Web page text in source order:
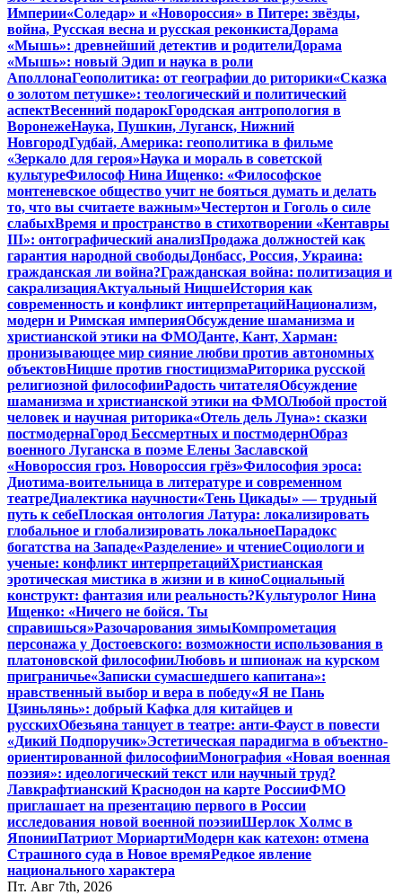
Империи«Соледар» и «Новороссия» в Питере: звёзды,
война, Русская весна и русская реконкистаДорама
«Мышь»: древнейший детектив и родителиДорама
«Мышь»: новый Эдип и наука в роли
АполлонаГеополитика: от географии до риторики«Сказка
о золотом петушке»: теологический и политический
аспектВесенний подарокГородская антропология в
ВоронежеНаука, Пушкин, Луганск, Нижний
НовгородГудбай, Америка: геополитика в фильме
«Зеркало для героя»Наука и мораль в советской
культуреФилософ Нина Ищенко: «Философское
монтеневское общество учит не бояться думать и делать
то, что вы считаете важным»Честертон и Гоголь о силе
слабыхВремя и пространство в стихотворении «Кентавры
III»: онтографический анализПродажа должностей как
гарантия народной свободыДонбасс, Россия, Украина:
гражданская ли война?Гражданская война: политизация и
сакрализацияАктуальный НицшеИстория как
современность и конфликт интерпретацийНационализм,
модерн и Римская империяОбсуждение шаманизма и
христианской этики на ФМОДанте, Кант, Харман:
пронизывающее мир сияние любви против автономных
объектовНицше против гностицизмаРиторика русской
религиозной философииРадость читателяОбсуждение
шаманизма и христианской этики на ФМОЛюбой простой
человек и научная риторика«Отель дель Луна»: сказки
постмодернаГород Бессмертных и постмодернОбраз
военного Луганска в поэме Елены Заславской
«Новороссия гроз. Новороссия грёз»Философия эроса:
Диотима-воительница в литературе и современном
театреДиалектика научности«Тень Цикады» — трудный
путь к себеПлоская онтология Латура: локализировать
глобальное и глобализировать локальноеПарадокс
богатства на Западе«Разделение» и чтениеСоциологи и
ученые: конфликт интерпретацийХристианская
эротическая мистика в жизни и в киноСоциальный
конструкт: фантазия или реальность?Культуролог Нина
Ищенко: «Ничего не бойся. Ты
справишься»Разочарования зимыКомпрометация
персонажа у Достоевского: возможности использования в
платоновской философииЛюбовь и шпионаж на курском
приграничье«Записки сумасшедшего капитана»:
нравственный выбор и вера в победу«Я не Пань
Цзиньлянь»: добрый Кафка для китайцев и
русскихОбезьяна танцует в театре: анти-Фауст в повести
«Дикий Подпоручик»Эстетическая парадигма в объектно-
ориентированной философииМонография «Новая военная
поэзия»: идеологический текст или научный труд?
Лавкрафтианский Краснодон на карте РоссииФМО
приглашает на презентацию первого в России
исследования новой военной поэзииШерлок Холмс в
ЯпонииПатриот МориартиМодерн как катехон: отмена
Страшного суда в Новое времяРедкое явление
национального характера
Пт. Авг 7th, 2026